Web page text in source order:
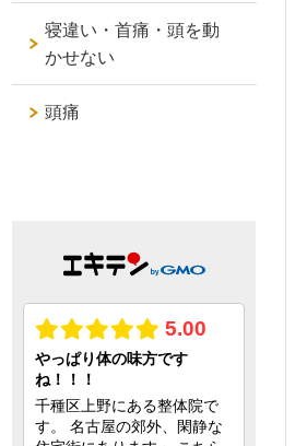
寝違い・首痛・頭を動
かせない
頭痛